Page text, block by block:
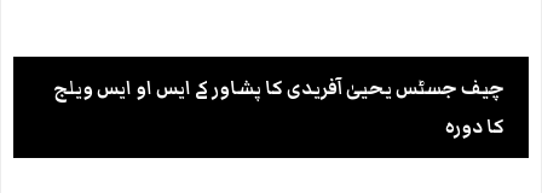
چیف جسٹس یحییٰ آفریدی کا پشاور کے ایس او ایس ویلج
کا دورہ